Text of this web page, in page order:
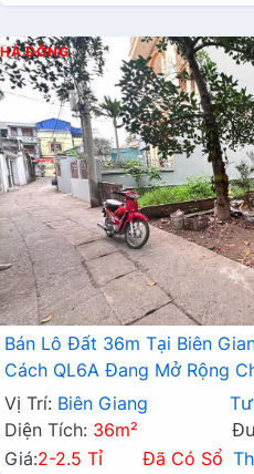
HÀ ĐÔNG
Bán Lô Đất 36m Tại Biên
Cách QL6A Đang Mở Rộng
Vị Trí: Biên Giang
Diện Tích: 36m²
Giá:2-2.5 Tỉ Đã Có Sổ